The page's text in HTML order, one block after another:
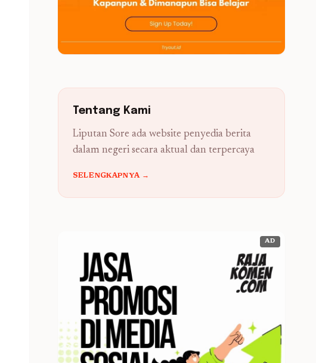
Tentang Kami
Liputan Sore ada website penyedia berita
dalam negeri secara aktual dan terpercaya
SELENGKAPNYA →
AD